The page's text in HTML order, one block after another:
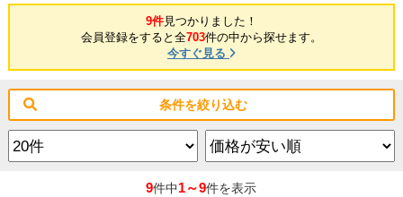
9件見つかりました！
会員登録をすると全703件の中から探せます。
今すぐ見る
条件を絞り込む
9件中1～9件を表示